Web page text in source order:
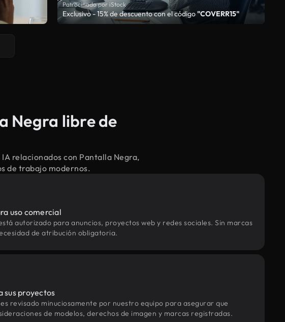
Patrocinado por iStock
Exclusivo - 15% de descuento con el código"COVERR15"
Negra libre de
relacionados con Pantalla Negra,
de trabajo modernos.
uso comercial
autorizado para anuncios, proyectos web y redes sociales. Sin marcas
de atribución obligatoria.
sus proyectos
revisado minuciosamente por nuestro equipo para asegurar que
de modelos, derechos de imagen y marcas registradas.